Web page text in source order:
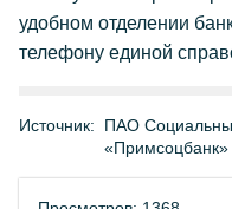
удобном отделении
телефону единой
Источник:
ПАО